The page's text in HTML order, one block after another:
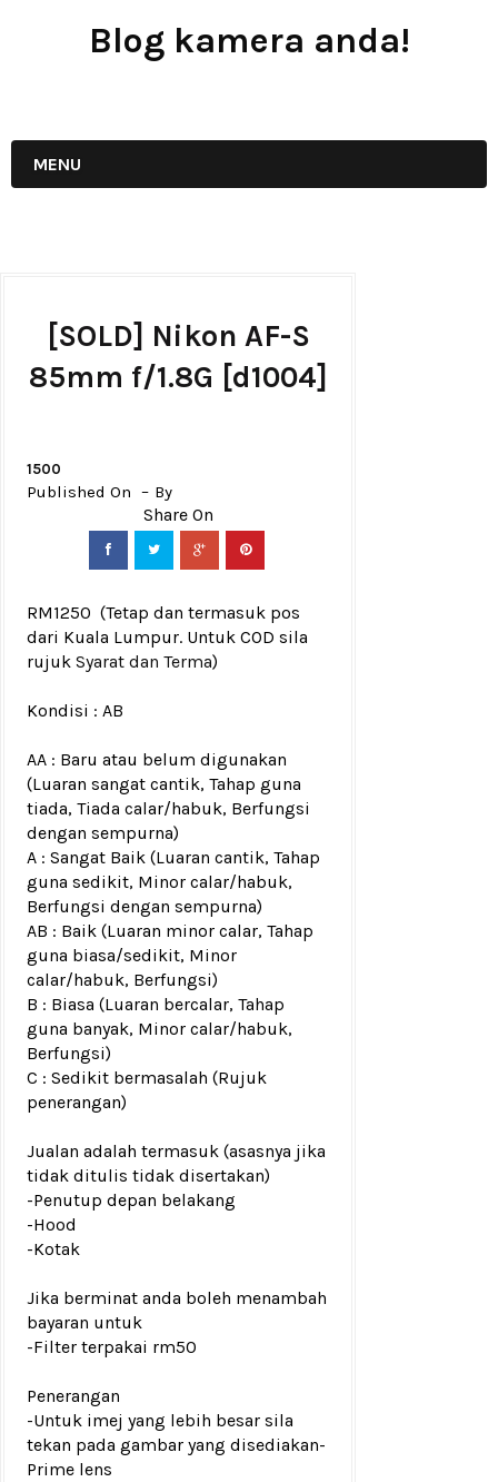
Blog kamera anda!
MENU
[SOLD] Nikon AF-S
85mm f/1.8G [d1004]
1500
Published On By
RM1250 (Tetap dan termasuk pos
dari Kuala Lumpur. Untuk COD sila
rujuk Syarat dan Terma)
Kondisi : AB
AA : Baru atau belum digunakan
(Luaran sangat cantik, Tahap guna
tiada, Tiada calar/habuk, Berfungsi
dengan sempurna)
A : Sangat Baik (Luaran cantik, Tahap
guna sedikit, Minor calar/habuk,
Berfungsi dengan sempurna)
AB : Baik (Luaran minor calar, Tahap
guna biasa/sedikit, Minor
calar/habuk, Berfungsi)
B : Biasa (Luaran bercalar, Tahap
guna banyak, Minor calar/habuk,
Berfungsi)
C : Sedikit bermasalah (Rujuk
penerangan)
Jualan adalah termasuk (asasnya jika
tidak ditulis tidak disertakan)
-Penutup depan belakang
-Hood
-Kotak
Jika berminat anda boleh menambah
bayaran untuk
-Filter terpakai rm50
Penerangan
-Untuk imej yang lebih besar sila
tekan pada gambar yang disediakan-
Prime lens